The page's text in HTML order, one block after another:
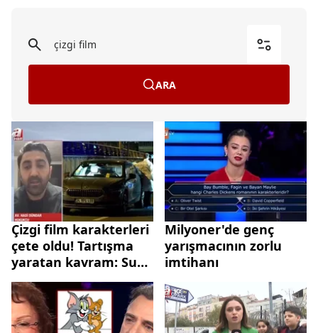
ARA
Çizgi film karakterleri
çete oldu! Tartışma
yaratan kavram: Suça
sürüklenen çocuklar
Milyoner'de genç
yarışmacının zorlu
imtihanı